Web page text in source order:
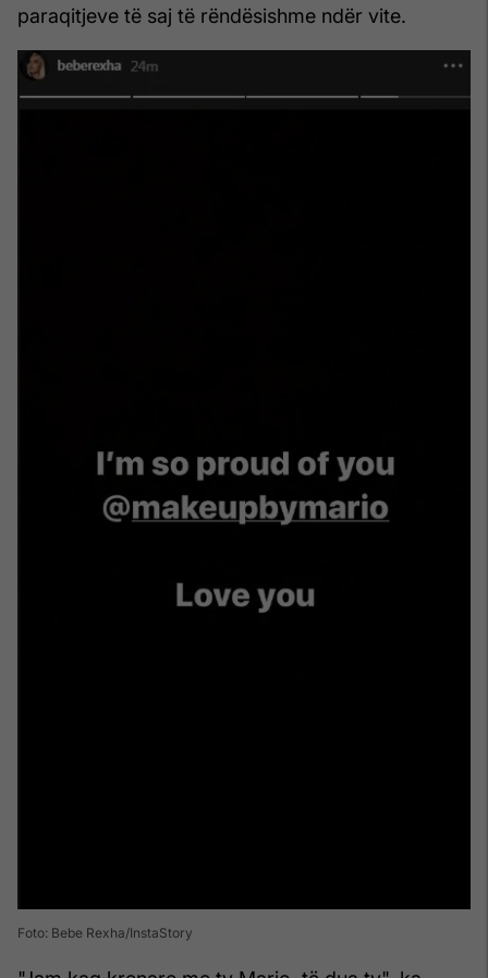
paraqitjeve të saj të rëndësishme ndër vite.
Foto: Bebe Rexha/InstaStory